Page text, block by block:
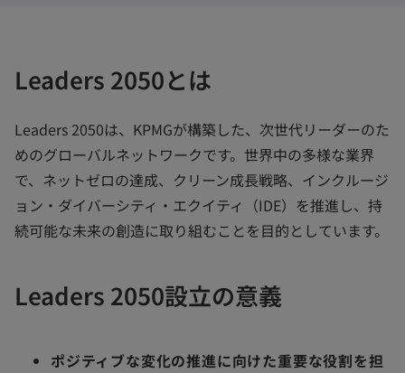
Leaders 2050とは
Leaders 2050は、KPMGが構築した、次世代リーダーのた
めのグローバルネットワークです。世界中の多様な業界
で、ネットゼロの達成、クリーン成長戦略、インクルージ
ョン・ダイバーシティ・エクイティ（IDE）を推進し、持
続可能な未来の創造に取り組むことを目的としています。
Leaders 2050設立の意義
ポジティブな変化の推進に向けた重要な役割を担